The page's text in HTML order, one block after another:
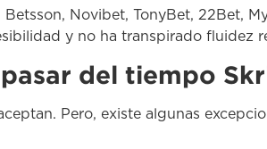
Novibet, TonyBet, 22Bet,
y no ha transpirado fluidez
del tiempo
Pero, existe algunas